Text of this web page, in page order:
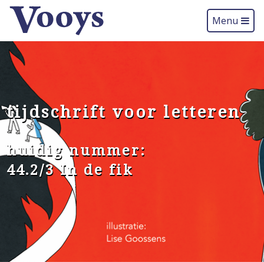
Menu
tijdschrift voor letteren
huidig nummer:
44.2/3 In de fik